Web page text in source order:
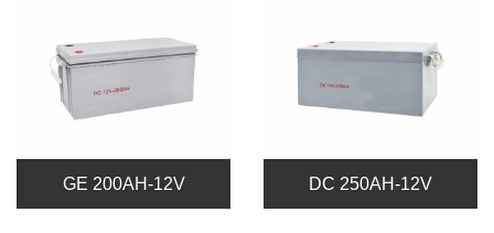
GE 200AH-12V DC 250AH-12V